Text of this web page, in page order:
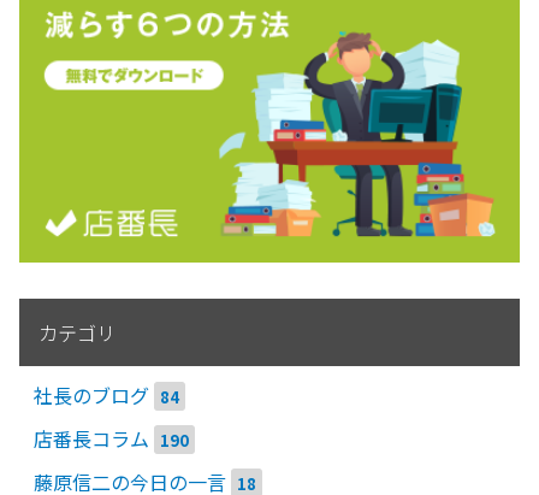
カテゴリ
社長のブログ 84
店番長コラム 190
藤原信二の今日の一言 18